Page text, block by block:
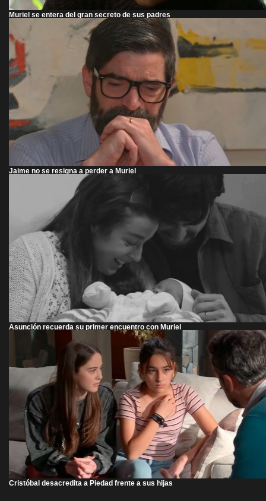
Muriel se entera del gran secreto de sus padres
Jaime no se resigna a perder a Muriel
Asunción recuerda su primer encuentro con Muriel
Cristóbal desacredita a Piedad frente a sus hijas